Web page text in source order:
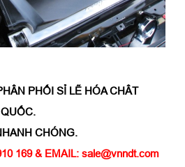
PHỐI SỈ LẼ HÓA CHÂT
CHÓNG.
169 & EMAIL: sale@vnndt.com